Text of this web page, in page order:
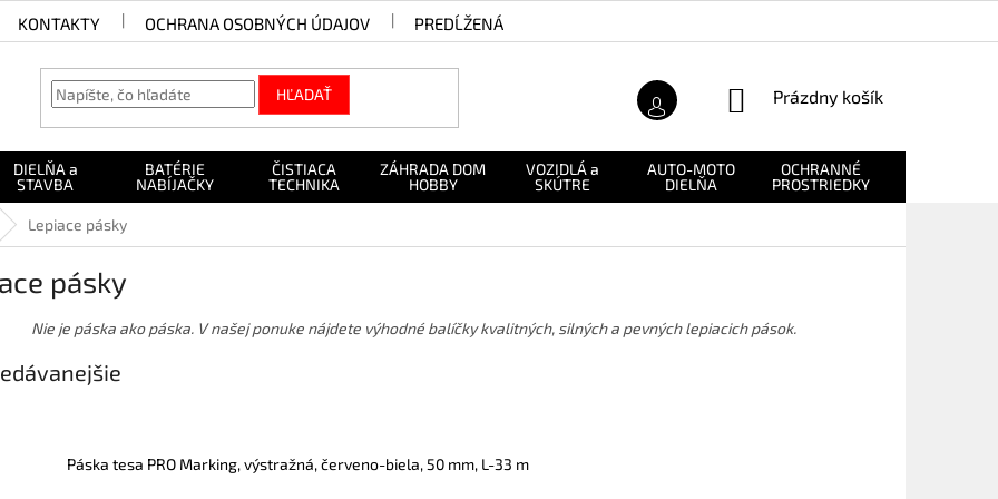
KONTAKTY OCHRANA OSOBNÝCH ÚDAJOV PREDĹŽENÁ ZÁRUKA
HĽADAŤ
NÁKUPNÝ
Prázdny košík
DIELŇA a
STAVBA
BATÉRIE
NABÍJAČKY
ČISTIACA
TECHNIKA
ZÁHRADA DOM
HOBBY
VOZIDLÁ a
SKÚTRE
AUTO-MOTO
DIELŇA
OCHRANNÉ
PROSTRIEDKY
Lepiace pásky
pásky
Nie je páska ako páska. V našej ponuke nájdete výhodné balíčky kvalitných, silných a pevných lepiacich pások.
Páska tesa PRO Marking, výstražná, červeno-biela, 50 mm, L-33 m